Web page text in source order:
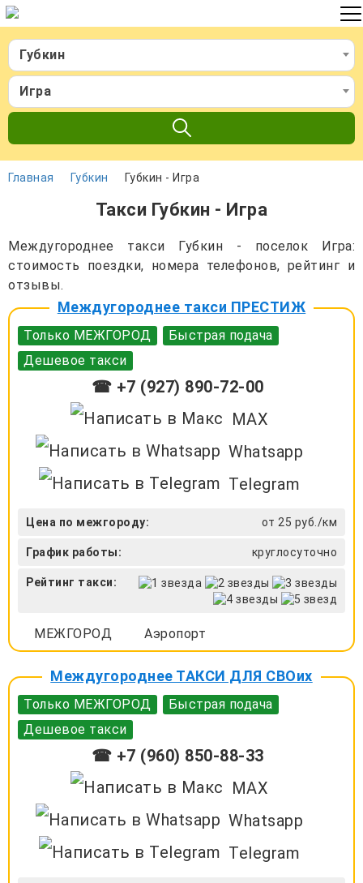
Губкин
Игра
Главная Губкин Губкин - Игра
Такси Губкин - Игра
Междугороднее такси Губкин - поселок Игра:
стоимость поездки, номера телефонов, рейтинг и
отзывы.
Междугороднее такси ПРЕСТИЖ
Только МЕЖГОРОД
Быстрая подача
Дешевое такси
☎ +7 (927) 890-72-00
MAX
Whatsapp
Telegram
Цена по межгороду: от 25 руб./км
График работы: круглосуточно
Рейтинг такси:
МЕЖГОРОД Аэропорт
Междугороднее ТАКСИ ДЛЯ СВОих
Только МЕЖГОРОД
Быстрая подача
Дешевое такси
☎ +7 (960) 850-88-33
MAX
Whatsapp
Telegram